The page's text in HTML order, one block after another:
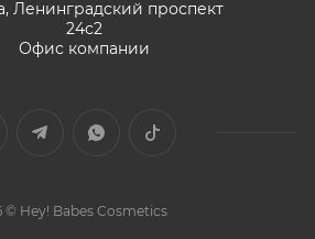
Ленинградский проспект
24с2
Офис компании
© Hey! Babes Cosmetics